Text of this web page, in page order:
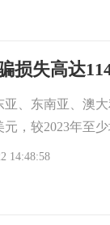
损失高达
亚、东南亚、澳
元，较2023年至
14:48:58